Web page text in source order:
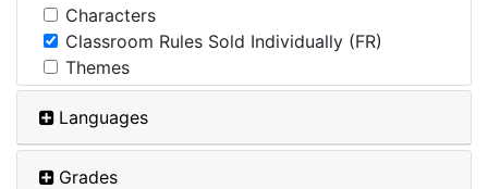
Characters
Classroom Rules Sold Individually (FR)
Themes
Languages
Grades